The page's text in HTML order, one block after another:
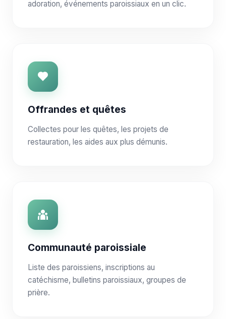
adoration, événements paroissiaux en un clic.
Offrandes et quêtes
Collectes pour les quêtes, les projets de
restauration, les aides aux plus démunis.
Communauté paroissiale
Liste des paroissiens, inscriptions au
catéchisme, bulletins paroissiaux, groupes de
prière.